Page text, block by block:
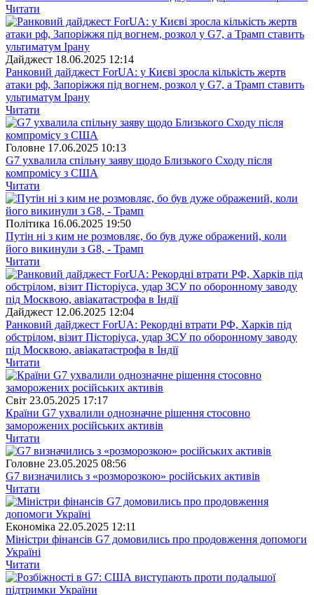
Читати
Дайджест 18.06.2025 12:14
Ранковий дайджест ForUА: у Києві зросла кількість жертв
атаки рф, Запоріжжя під вогнем, розкол у G7, а Трамп ставить
ультиматум Ірану
Читати
Головне 17.06.2025 10:13
G7 ухвалила спільну заяву щодо Близького Сходу після
компромісу з США
Читати
Полiтика 16.06.2025 19:50
Путін ні з ким не розмовляє, бо був дуже ображений, коли
його викинули з G8, - Трамп
Читати
Дайджест 12.06.2025 12:04
Ранковий дайджест ForUА: Рекордні втрати РФ, Харків під
обстрілом, візит Пісторіуса, удар ЗСУ по оборонному заводу
під Москвою, авіакатастрофа в Індії
Читати
Свiт 23.05.2025 17:17
Країни G7 ухвалили однозначне рішення стосовно
заморожених російських активів
Читати
Головне 23.05.2025 08:56
G7 визначились з «розморозкою» російських активів
Читати
Економіка 22.05.2025 12:11
Міністри фінансів G7 домовились про продовження допомоги
Україні
Читати